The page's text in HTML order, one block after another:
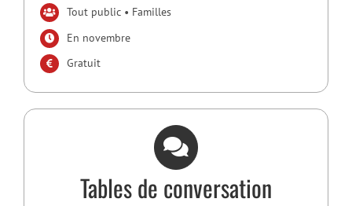
Tout public • Familles
En novembre
Gratuit
Tables de conversation